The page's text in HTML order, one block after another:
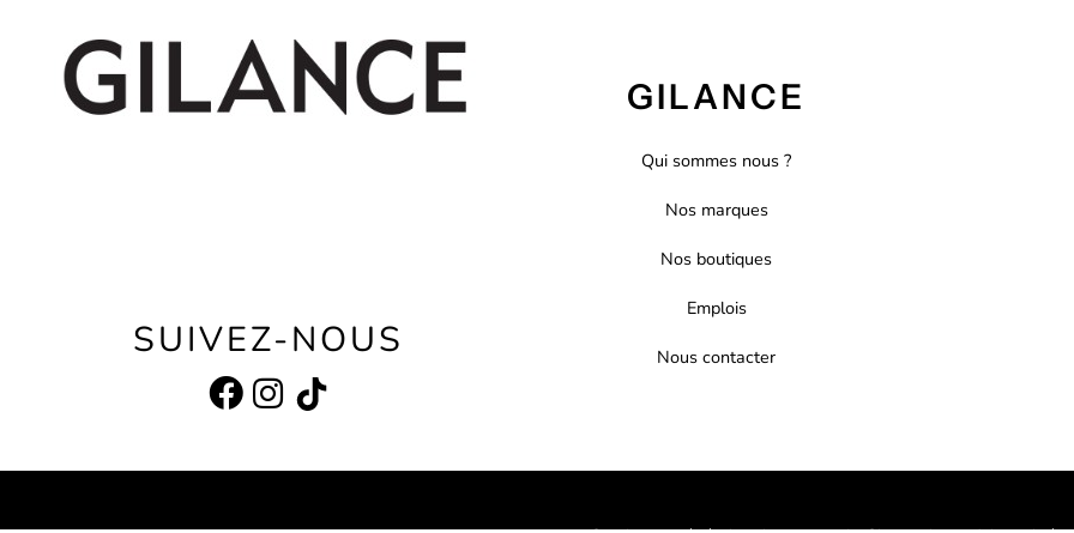
SUIVEZ-NOUS
GILANCE
Qui sommes nous ?
Nos marques
Nos boutiques
Emplois
Nous contacter